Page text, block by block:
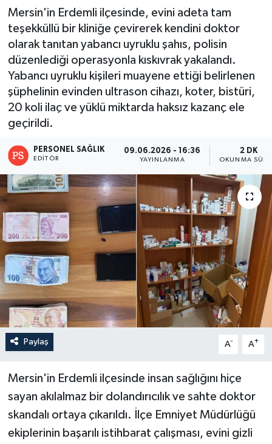
Mersin'in Erdemli ilçesinde, evini adeta tam
teşekküllü bir kliniğe çevirerek kendini doktor
olarak tanıtan yabancı uyruklu şahıs, polisin
düzenlediği operasyonla kıskıvrak yakalandı.
Yabancı uyruklu kişileri muayene ettiği belirlenen
şüphelinin evinden ultrason cihazı, koter, bistüri,
20 koli ilaç ve yüklü miktarda haksız kazanç ele
geçirildi.
PERSONEL SAĞLIK
EDITÖR
09.06.2026 - 16:36
YAYINLANMA
2 DK
OKUNMA
Paylaş A- A+
Mersin'in Erdemli ilçesinde insan sağlığını hiçe
sayan akılalmaz bir dolandırıcılık ve sahte doktor
skandalı ortaya çıkarıldı. İlçe Emniyet Müdürlüğü
ekiplerinin başarılı istihbarat çalışması, evini gizli
Sendika
Kpss - Sınav
Haber Arşivi